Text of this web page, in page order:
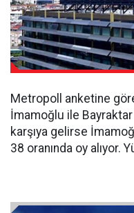
Metropoll anketine
İmamoğlu ile Bayraktar
karşıya gelirse
38 oranında oy alıyor.